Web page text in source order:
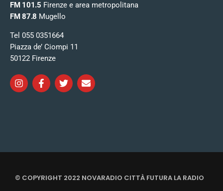
FM 101.5 Firenze e area metropolitana
FM 87.8 Mugello
Tel 055 0351664
Piazza de’ Ciompi 11
50122 Firenze
© COPYRIGHT 2022 NOVARADIO CITTÀ FUTURA LA RADIO